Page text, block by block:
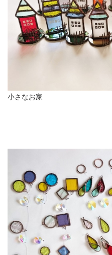
小さなお家